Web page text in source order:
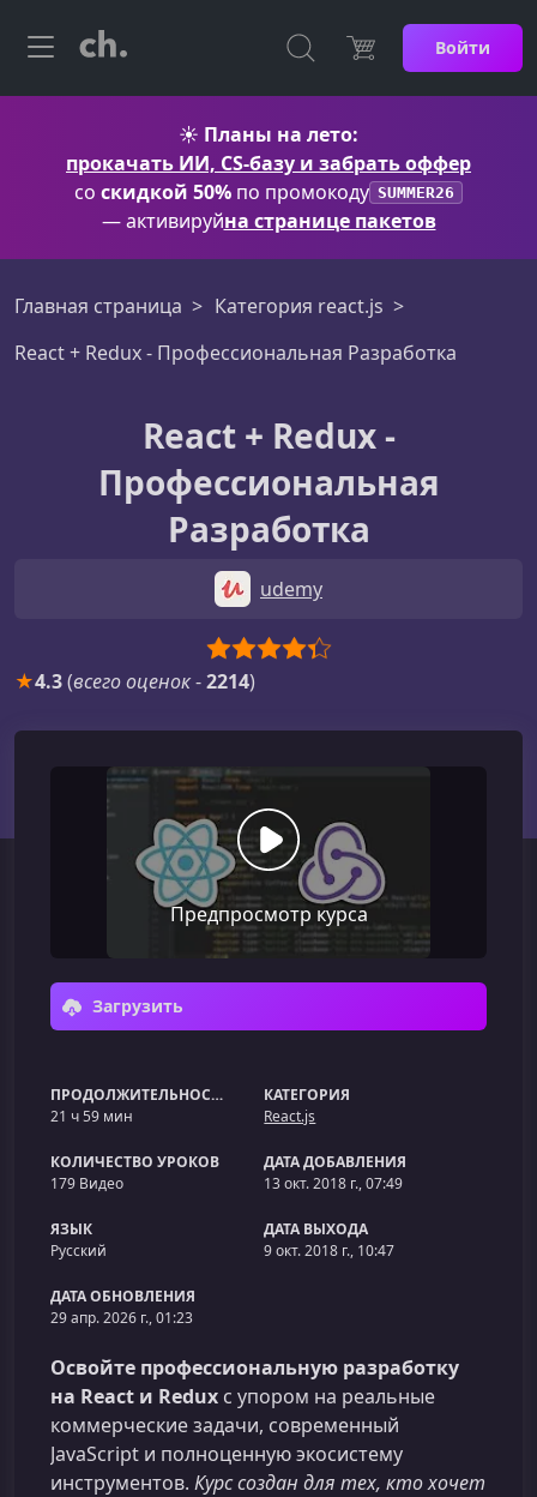
Войти
☀️ Планы на лето:
прокачать ИИ, CS-базу и забрать оффер
со скидкой 50% по промокоду SUMMER26
— активируйна странице пакетов
Главная страница
Категория react.js
React + Redux - Профессиональная Разработка
React + Redux -
Профессиональная
Разработка
udemy
★4.3(всего оценок-2214)
Предпросмотр курса
Загрузить
ПРОДОЛЖИТЕЛЬНОСТЬ
21 ч 59 мин
КАТЕГОРИЯ
React.js
КОЛИЧЕСТВО УРОКОВ
179 Видео
ДАТА ДОБАВЛЕНИЯ
13 окт. 2018 г., 07:49
ЯЗЫК
Русский
ДАТА ВЫХОДА
9 окт. 2018 г., 10:47
ДАТА ОБНОВЛЕНИЯ
29 апр. 2026 г., 01:23
Освойте профессиональную разработку
на React и Redux с упором на реальные
коммерческие задачи, современный
JavaScript и полноценную экосистему
инструментов. Курс создан для тех, кто хочет